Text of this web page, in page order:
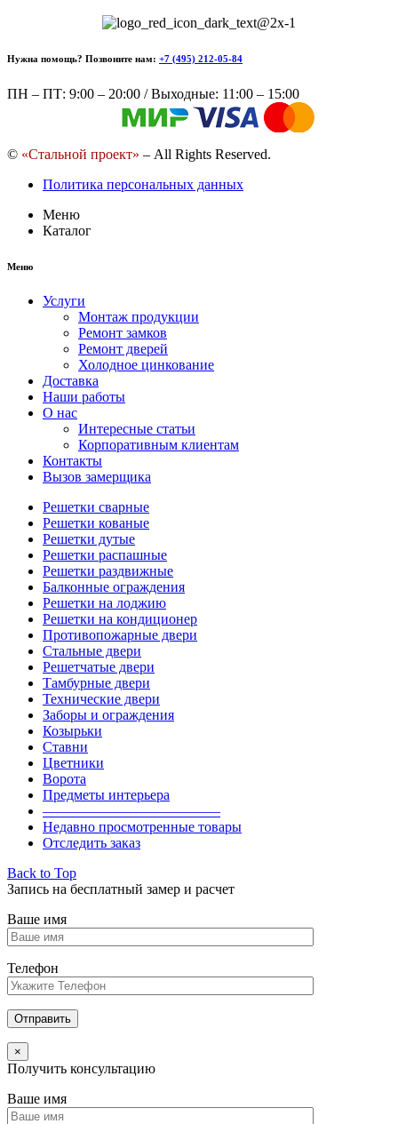
Нужна помощь? Позвоните нам: +7 (495) 212-05-84
ПН – ПТ: 9:00 – 20:00 / Выходные: 11:00 – 15:00
© «Стальной проект» – All Rights Reserved.
Политика персональных данных
Меню
Каталог
Меню
Услуги
Монтаж продукции
Ремонт замков
Ремонт дверей
Холодное цинкование
Доставка
Наши работы
О нас
Интересные статьи
Корпоративным клиентам
Контакты
Вызов замерщика
Решетки сварные
Решетки кованые
Решетки дутые
Решетки распашные
Решетки раздвижные
Балконные ограждения
Решетки на лоджию
Решетки на кондиционер
Противопожарные двери
Стальные двери
Решетчатые двери
Тамбурные двери
Технические двери
Заборы и ограждения
Козырьки
Ставни
Цветники
Ворота
Предметы интерьера
————————————–
Недавно просмотренные товары
Отследить заказ
Back to Top
Запись на бесплатный замер и расчет
Ваше имя
Телефон
×
Получить консультацию
Ваше имя